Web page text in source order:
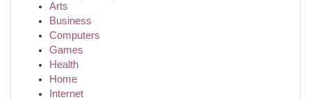
Arts
Business
Computers
Games
Health
Home
Internet